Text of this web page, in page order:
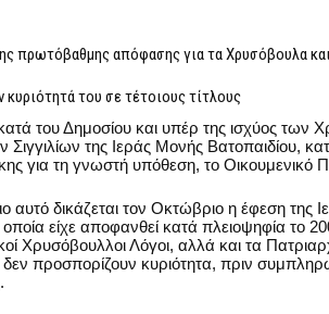
πρωτόβαθμης απόφασης για τα Χρυσόβουλα και
κυριότητά του σε τέτοιους τίτλους
του Δημοσίου και υπέρ της ισχύος των
Σιγγιλίων της Ιεράς Μονής Βατοπαιδίου,
για τη γνωστή υπόθεση, το Οικουμενικό
αυτό δικάζεται τον Οκτώβριο η έφεση
είχε αποφανθεί κατά πλειοψηφία το
Χρυσόβουλλοι Λόγοι, αλλά και τα
προσπορίζουν κυριότητα, πριν